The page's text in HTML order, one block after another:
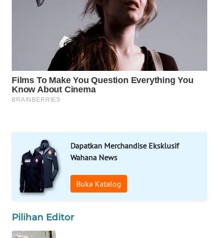
Dapatkan Merchandise Eksklusif
Wahana News
Buka Katalog
Pilihan Editor
WAHANA
SELEB
PERSONA
WAHANA
OTOMOTIF
WAHANA
HEALTH